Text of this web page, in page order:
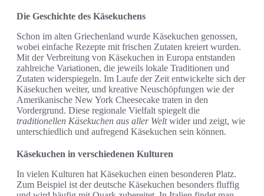
Die Geschichte des Käsekuchens
Schon im alten Griechenland wurde Käsekuchen genossen,
wobei einfache Rezepte mit frischen Zutaten kreiert wurden.
Mit der Verbreitung von Käsekuchen in Europa entstanden
zahlreiche Variationen, die jeweils lokale Traditionen und
Zutaten widerspiegeln. Im Laufe der Zeit entwickelte sich der
Käsekuchen weiter, und kreative Neuschöpfungen wie der
Amerikanische New York Cheesecake traten in den
Vordergrund. Diese regionale Vielfalt spiegelt die
traditionellen Käsekuchen aus aller Weltwider und zeigt, wie
unterschiedlich und aufregend Käsekuchen sein können.
Käsekuchen in verschiedenen Kulturen
In vielen Kulturen hat Käsekuchen einen besonderen Platz.
Zum Beispiel ist der deutsche Käsekuchen besonders fluffig